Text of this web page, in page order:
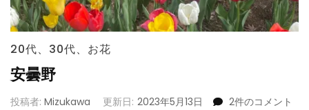
20代、 30代、 お花
安曇野
投稿者: Mizukawa 更新日: 2023年5月13日
安
2件のコメント